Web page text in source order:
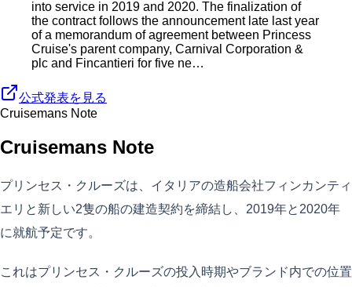
into service in 2019 and 2020. The finalization of
the contract follows the announcement late last year
of a memorandum of agreement between Princess
Cruise's parent company, Carnival Corporation &
plc and Fincantieri for five ne…
公式発表を見る
Cruisemans Note
Cruisemans Note
プリンセス・クルーズは、イタリアの造船会社フィンカンティ
エリと新しい2隻の船の建造契約を締結し、2019年と2020年
に就航予定です。
これはプリンセス・クルーズの投入時期やブランド内での位置